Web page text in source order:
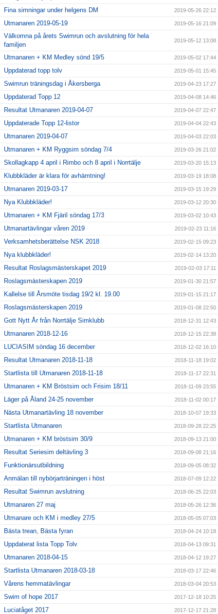
Fina simningar under helgens DM
2019-05-26 22:12
Utmanaren 2019-05-19 2019-05-16 21:09
Välkomna på årets Swimrun och avslutning för hela
familjen
2019-05-12 13:08
Utmanaren + KM Medley sönd 19/5 2019-05-02 17:44
Uppdaterad topp tolv 2019-05-01 15:45
Swimrun träningsdag i Åkersberga 2019-04-23 17:27
Uppdaterad Topp 12 2019-04-08 14:46
Resultat Utmanaren 2019-04-07 2019-04-07 22:47
Uppdaterade Topp 12-listor 2019-04-04 22:43
Utmanaren 2019-04-07 2019-04-03 22:03
Utmanaren + KM Ryggsim söndag 7/4 2019-03-26 21:02
Skollagkapp 4 april i Rimbo och 8 april i Norrtälje 2019-03-20 15:13
Klubbkläder är klara för avhämtning! 2019-03-19 18:08
Utmanaren 2019-03-17 2019-03-15 19:29
Nya Klubbkläder! 2019-03-12 20:30
Utmanaren + KM Fjäril söndag 17/3 2019-03-02 10:43
Utmanartävlingar våren 2019 2019-02-23 11:16
Verksamhetsberättelse NSK 2018 2019-02-15 09:23
Nya klubbkläder! 2019-02-14 13:20
Resultat Roslagsmästerskapet 2019 2019-02-03 17:11
Roslagsmästerskapen 2019 2019-01-30 21:57
Kallelse till Årsmöte tisdag 19/2 kl. 19.00 2019-01-15 21:17
Roslagsmästerskapen 2019 2019-01-08 22:50
Gott Nytt År från Norrtälje Simklubb 2018-12-31 12:43
Utmanaren 2018-12-16 2018-12-15 22:38
LUCIASIM söndag 16 december 2018-12-02 16:10
Resultat Utmanaren 2018-11-18 2018-11-18 19:02
Startlista till Utmanaren 2018-11-18 2018-11-17 22:31
Utmanaren + KM Bröstsim och Frisim 18/11 2018-11-09 23:55
Läger på Åland 24-25 november 2018-11-02 00:17
Nästa Utmanartävling 18 november 2018-10-07 19:33
Startlista Utmanaren 2018-09-28 22:25
Utmanaren + KM bröstsim 30/9 2018-09-13 21:00
Resultat Seriesim deltävling 3 2018-09-08 21:16
Funktionärsutbildning 2018-09-05 08:32
Anmälan till nybörjarträningen i höst 2018-07-09 12:22
Resultat Swimrun avslutning 2018-06-25 22:03
Utmanaren 27 maj 2018-05-26 12:36
Utmanare och KM i medley 27/5 2018-05-05 07:03
Bästa trean, Bästa fyran 2018-04-24 10:18
Uppdaterat lista Topp Tolv 2018-04-13 09:31
Utmanaren 2018-04-15 2018-04-12 19:27
Startlista Utmanaren 2018-03-18 2018-03-17 22:46
Vårens hemmatävlingar 2018-03-04 20:53
Swim of hope 2017 2017-12-18 10:25
Luciatåget 2017 2017-12-17 21:28